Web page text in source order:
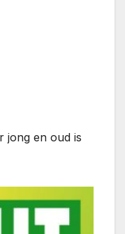
jong en oud is